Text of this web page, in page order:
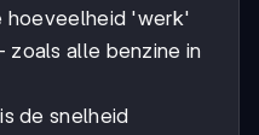
hoeveelheid 'werk'
zoals alle benzine in
de snelheid